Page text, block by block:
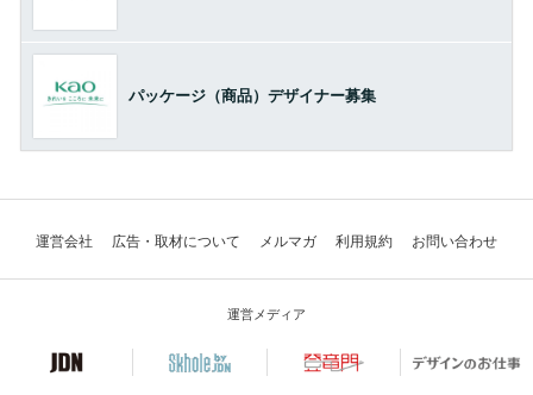
パッケージ（商品）デザイナー募集
運営会社 広告・取材について メルマガ 利用規約 お問い合わせ
運営メディア